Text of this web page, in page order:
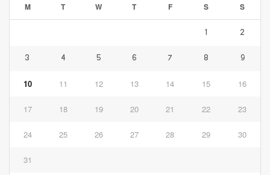
M T W T F S S
1 2
3 4 5 6 7 8 9
10 11 12 13 14 15 16
17 18 19 20 21 22 23
24 25 26 27 28 29 30
31